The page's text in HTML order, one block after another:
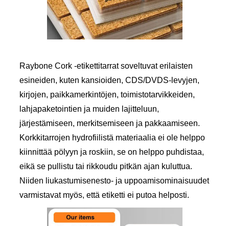
Raybone Cork -etikettitarrat soveltuvat erilaisten
esineiden, kuten kansioiden, CDS/DVDS-levyjen,
kirjojen, paikkamerkintöjen, toimistotarvikkeiden,
lahjapaketointien ja muiden lajitteluun,
järjestämiseen, merkitsemiseen ja pakkaamiseen.
Korkkitarrojen hydrofiilistä materiaalia ei ole helppo
kiinnittää pölyyn ja roskiin, se on helppo puhdistaa,
eikä se pullistu tai rikkoudu pitkän ajan kuluttua.
Niiden liukastumisenesto- ja uppoamisominaisuudet
varmistavat myös, että etiketti ei putoa helposti.